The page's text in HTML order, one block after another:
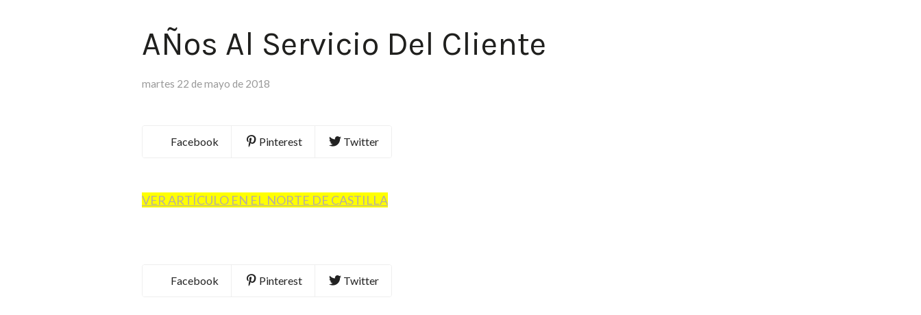
AÑos Al Servicio Del Cliente
martes 22 de mayo de 2018
Facebook Pinterest Twitter
VER ARTÍCULO EN EL NORTE DE CASTILLA
Facebook Pinterest Twitter